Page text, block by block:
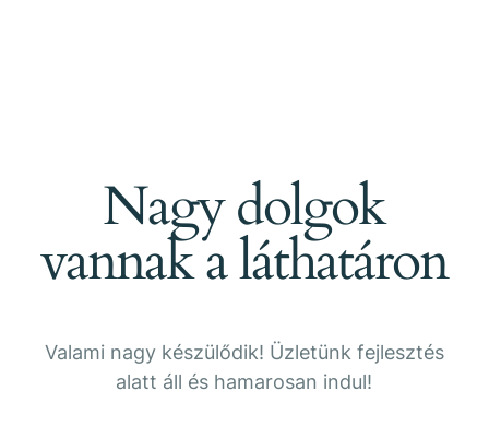
Nagy dolgok
vannak a láthatáron
Valami nagy készülődik! Üzletünk fejlesztés
alatt áll és hamarosan indul!